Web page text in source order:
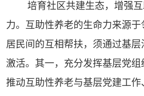
培育社区共建生态，增强
力。互助性养老的生命力来源于
居民间的互相帮扶，须通过基
激活。其一，充分发挥基层党
推动互助性养老与基层党建工